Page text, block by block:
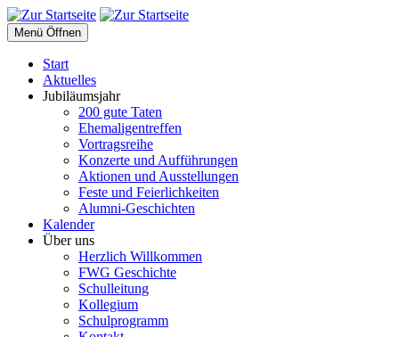
Menü Öffnen
Start
Aktuelles
Jubiläumsjahr
200 gute Taten
Ehemaligentreffen
Vortragsreihe
Konzerte und Aufführungen
Aktionen und Ausstellungen
Feste und Feierlichkeiten
Alumni-Geschichten
Kalender
Über uns
Herzlich Willkommen
FWG Geschichte
Schulleitung
Kollegium
Schulprogramm